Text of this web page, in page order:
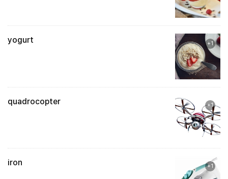
yogurt +1
quadrocopter +1
iron +1